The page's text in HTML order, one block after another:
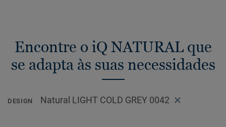
Encontre o iQ NATURAL que
se adapta às suas necessidades
DESIGN Natural LIGHT COLD GREY 0042